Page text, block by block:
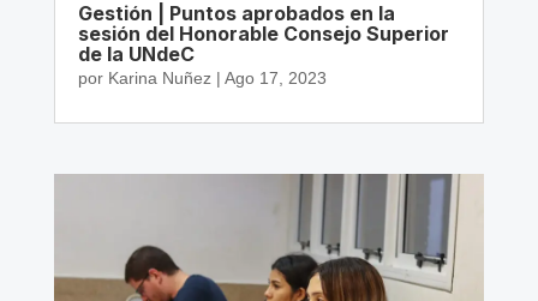
Gestión | Puntos aprobados en la
sesión del Honorable Consejo Superior
de la UNdeC
por Karina Nuñez| Ago 17, 2023